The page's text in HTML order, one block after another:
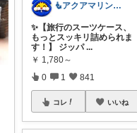
🧜アクアマリン⚡️暮らしに笑顔をプラス
✨【旅行のスーツケース、
もっとスッキリ詰められま
す！】 ジッパ ...
￥ 1,780～
0 1 841
コレ いいね